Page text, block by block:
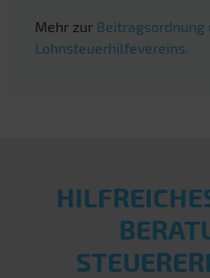
Mehr zur Beitragsordnung
Lohnsteuerhilfevereins.